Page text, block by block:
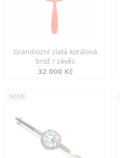
Grandiozní zlatá korálová
brož / závěs
32 000 Kč
NOVÉ